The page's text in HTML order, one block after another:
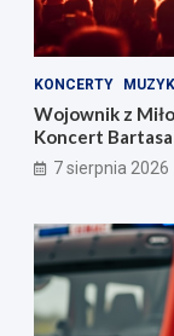
KONCERTY
Wojownik z
Koncert
Skrzynki
7 sierpnia 2026